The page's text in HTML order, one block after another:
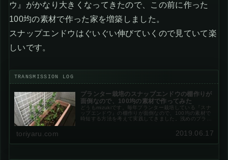
ウ』がかなり大きくなってきたので、この前に作った
100均の素材で作った家を増築しました。
スナップエンドウはぐいぐい伸びていくので見ていて楽
しいです。
プランター栽培のスナップエンドウの棚作りが
面倒なので、100均の素材で作ってみた
どうもmizukiです。毎年プランター栽培している『スナ
ップエンドウ』の棚作りが面倒なので、100均の素材で
時短する方法を考えて実践してきました。浅めのプラン
toriyaru.com 2019.06.17